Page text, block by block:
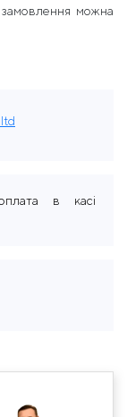
можна
в касі